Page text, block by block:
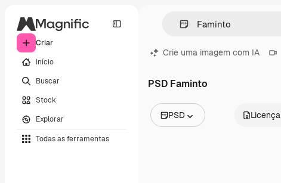
Criar
Início
Buscar
Stock
Explorar
Todas as ferramentas
Crie uma imagem com IA
PSD Faminto
PSD Licença